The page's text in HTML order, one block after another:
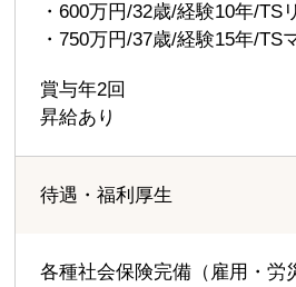
・600万円/32歳/経験10年/TS
・750万円/37歳/経験15年/TS
賞与年2回
昇給あり
待遇・福利厚生
各種社会保険完備（雇用・労